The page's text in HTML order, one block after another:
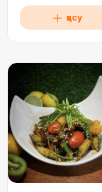
қосу